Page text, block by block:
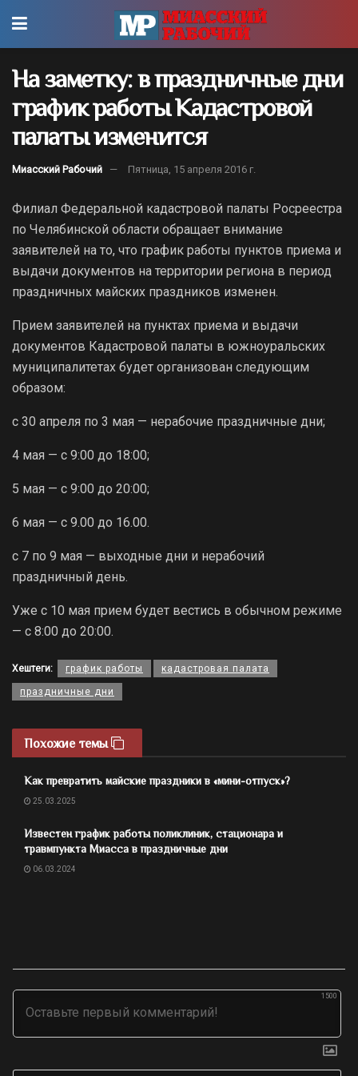
На заметку: в праздничные дни
график работы Кадастровой
палаты изменится
Миасский Рабочий Пятница, 15 апреля 2016 г.
Филиал Федеральной кадастровой палаты Росреестра
по Челябинской области обращает внимание
заявителей на то, что график работы пунктов приема и
выдачи документов на территории региона в период
праздничных майских праздников изменен.
Прием заявителей на пунктах приема и выдачи
документов Кадастровой палаты в южноуральских
муниципалитетах будет организован следующим
образом:
с 30 апреля по 3 мая — нерабочие праздничные дни;
4 мая — с 9:00 до 18:00;
5 мая — с 9:00 до 20:00;
6 мая — с 9.00 до 16.00.
с 7 по 9 мая — выходные дни и нерабочий
праздничный день.
Уже с 10 мая прием будет вестись в обычном режиме
— с 8:00 до 20:00.
Хештеги: график работы кадастровая палата
праздничные дни
Похожие темы
Как превратить майские праздники в «мини-отпуск»?
25.03.2025
Известен график работы поликлиник, стационара и
травмпункта Миасса в праздничные дни
06.03.2024
1500